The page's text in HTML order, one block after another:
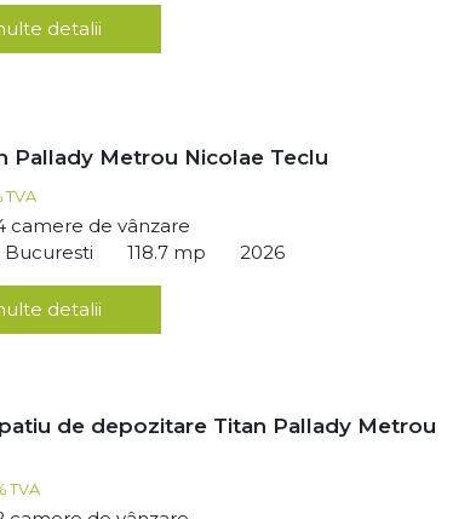
detalii
Pallady Metrou Nicolae Teclu
TVA
camere de vânzare
Bucuresti
118.7 mp 2026
detalii
de depozitare Titan Pallady Metrou
TVA